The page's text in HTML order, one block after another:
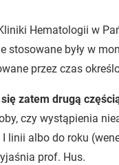
Hematologii w
stosowane były w
przez czas
zatem drugą
czy wystąpienia
linii albo do roku
prof. Hus.